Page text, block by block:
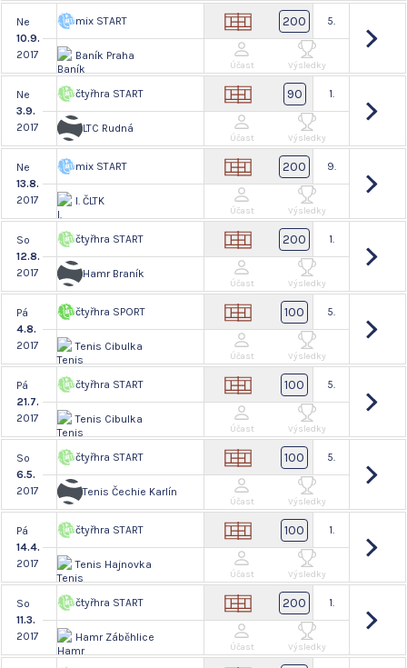
Ne
10.9.
2017
mix START
Baník Praha
200 5.
Účast Výsledky
Ne
3.9.
2017
čtyřhra START
LTC Rudná
90 1.
Účast Výsledky
Ne
13.8.
2017
mix START
I. ČLTK
200 9.
Účast Výsledky
So
12.8.
2017
čtyřhra START
Hamr Braník
200 1.
Účast Výsledky
Pá
4.8.
2017
čtyřhra SPORT
Tenis Cibulka
100 5.
Účast Výsledky
Pá
21.7.
2017
čtyřhra START
Tenis Cibulka
100 5.
Účast Výsledky
So
6.5.
2017
čtyřhra START
Tenis Čechie Karlín
100 5.
Účast Výsledky
Pá
14.4.
2017
čtyřhra START
Tenis Hajnovka
100 1.
Účast Výsledky
So
11.3.
2017
čtyřhra START
Hamr Záběhlice
200 1.
Účast Výsledky